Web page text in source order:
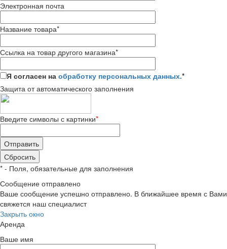
Электронная почта
Название товара*
Ссылка на товар другого магазина*
Я согласен на обработку персональных данных.*
Защита от автоматического заполнения
Введите символы с картинки*
* - Поля, обязательные для заполнения
Сообщение отправлено
Ваше сообщение успешно отправлено. В ближайшее время с Вами
свяжется наш специалист
Закрыть окно
Аренда
Ваше имя